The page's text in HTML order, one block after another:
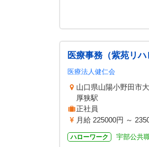
医療事務（紫苑リハ
医療法人健仁会
山口県山陽小野田市
厚狭駅
正社員
月給 225000円 ～
ハローワーク 宇部公共